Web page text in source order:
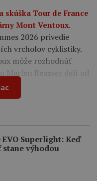
skúška Tour de France
Mont Ventoux.
2026 privedie
vrcholov cyklistiky.
môže rozhodnúť
Marlen Reusser delí od
Superlight: Keď
stane výhodou